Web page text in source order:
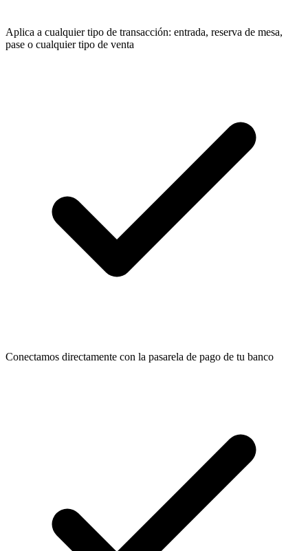
Aplica a cualquier tipo de transacción: entrada, reserva de mesa,
pase o cualquier tipo de venta
Conectamos directamente con la pasarela de pago de tu banco